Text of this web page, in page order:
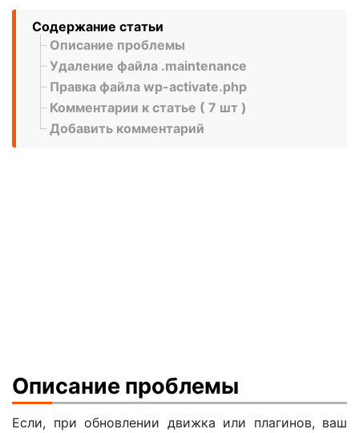
Содержание статьи
Описание проблемы
Удаление файла .maintenance
Правка файла wp-activate.php
Комментарии к статье ( 7 шт )
Добавить комментарий
Описание проблемы
Если, при обновлении движка или плагинов, ваш